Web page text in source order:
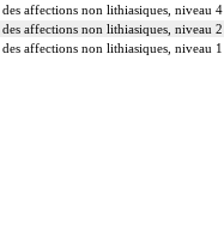
affections non lithiasiques, niveau 4
affections non lithiasiques, niveau 2
affections non lithiasiques, niveau 1